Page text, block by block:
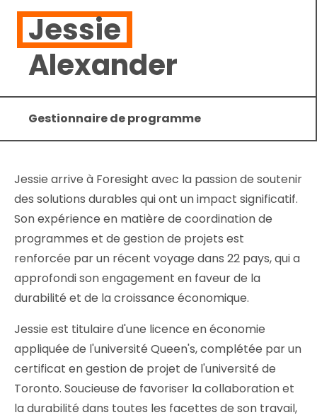
Jessie
Alexander
Gestionnaire de programme
Jessie arrive à Foresight avec la passion de soutenir
des solutions durables qui ont un impact significatif.
Son expérience en matière de coordination de
programmes et de gestion de projets est
renforcée par un récent voyage dans 22 pays, qui a
approfondi son engagement en faveur de la
durabilité et de la croissance économique.
Jessie est titulaire d'une licence en économie
appliquée de l'université Queen's, complétée par un
certificat en gestion de projet de l'université de
Toronto. Soucieuse de favoriser la collaboration et
la durabilité dans toutes les facettes de son travail,